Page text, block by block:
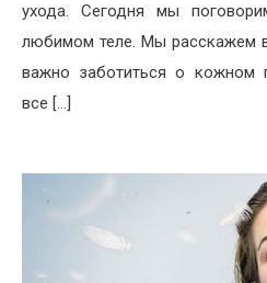
ухода. Сегодня мы
любимом теле. Мы расскажем
важно заботиться о кожном
все […]